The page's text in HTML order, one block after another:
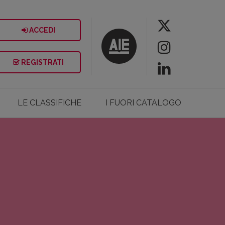
ACCEDI
REGISTRATI
LE CLASSIFICHE I FUORI CATALOGO